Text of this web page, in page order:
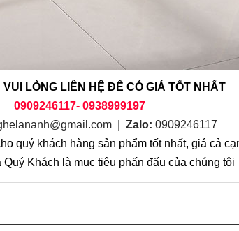
LÒNG LIÊN HỆ ĐỂ CÓ GIÁ TỐT NHẤT
0909246117- 0938999197
|Zalo: 0909246117
quý khách hàng sản phẩm tốt nhất, giá cả
Khách là mục tiêu phấn đấu của chúng tôi